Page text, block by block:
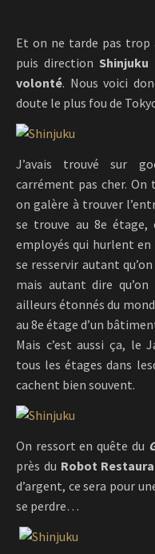
Et on ne tarde pas trop
puis direction Shinjuku
volonté. Nous voici
doute le plus fou de
J’avais trouvé sur
carrément pas cher. On
on galère à trouver
se trouve au 8e
employés qui hurlent
se resservir autant
mais autant dire
ailleurs étonnés du
au 8e étage d’un
Mais c’est aussi ça, le
tous les étages dans
cachent bien souvent.
On ressort en quête du
près du Robot
d’argent, ce sera pour
se perdre…